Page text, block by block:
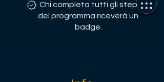
Chi completa tutti gli step
del programma riceverà un
badge.